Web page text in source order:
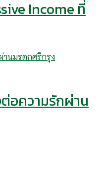
Income ที่
อความรักผ่าน